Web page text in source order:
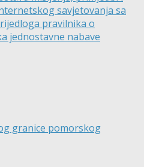
savjetovanja sa
pravilnika o
jednostavne nabave
granice pomorskog